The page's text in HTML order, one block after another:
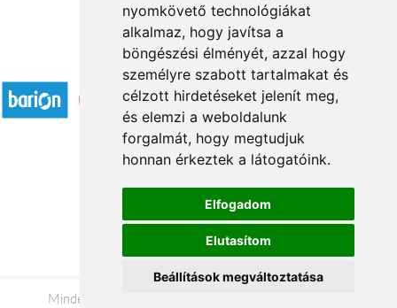
nyomkövető technológiákat
alkalmaz, hogy javítsa a
böngészési élményét, azzal hogy
személyre szabott tartalmakat és
célzott hirdetéseket jelenít meg,
és elemzi a weboldalunk
forgalmát, hogy megtudjuk
honnan érkeztek a látogatóink.
Elfogadom
Elutasítom
Beállítások megváltoztatása
Elfogadott fizetési módok
Á.SZ.F.
Impresszum
Adatkezelési tájékoztató
Minden jog fenntartva © 2026 |